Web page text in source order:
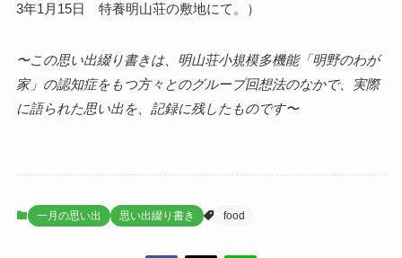
3年1月15日 特養明山荘の敷地にて。）
〜この思い出綴り書きは、明山荘小規模多機能「明野のわが
家」の認知症をもつ方々とのグループ回想法のなかで、実際
に語られた思い出を、記録に残したものです〜
一月の思い出 思い出綴り書き food